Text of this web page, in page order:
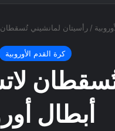
/ رأسيتان لمانشيني تُسقطان
كرة القدم الأوروبية
أبطال